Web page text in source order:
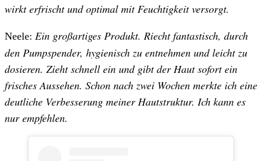
wirkt erfrischt und optimal mit Feuchtigkeit versorgt.
Neele: Ein großartiges Produkt. Riecht fantastisch, durch
den Pumpspender, hygienisch zu entnehmen und leicht zu
dosieren. Zieht schnell ein und gibt der Haut sofort ein
frisches Aussehen. Schon nach zwei Wochen merkte ich eine
deutliche Verbesserung meiner Hautstruktur. Ich kann es
nur empfehlen.